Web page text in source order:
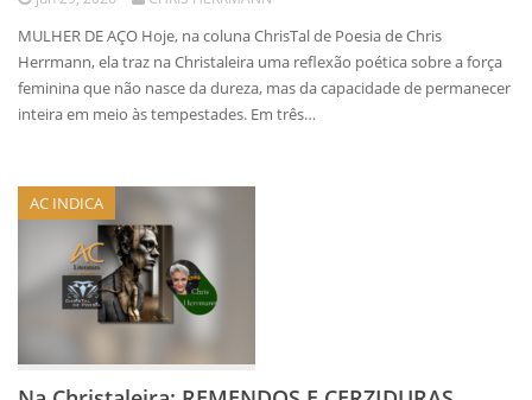
MULHER DE AÇO Hoje, na coluna ChrisTal de Poesia de Chris
Herrmann, ela traz na Christaleira uma reflexão poética sobre a força
feminina que não nasce da dureza, mas da capacidade de permanecer
inteira em meio às tempestades. Em três…
AC INDICA